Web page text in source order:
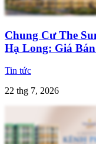
Chung Cư The
Hạ Long: Giá
Tin tức
22 thg 7, 2026